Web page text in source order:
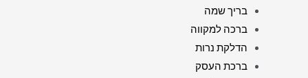
בריך שמה
ברכה למקווה
הדלקת נרות
ברכת העסק